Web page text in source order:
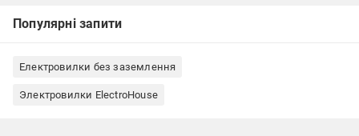
Популярні запити
Електровилки без заземлення
Электровилки ElectroHouse